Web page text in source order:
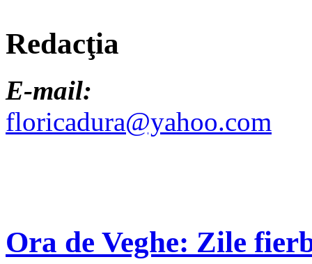
Redacţia
E-mail:
floricadura@yahoo.com
Ora de Veghe: Zile